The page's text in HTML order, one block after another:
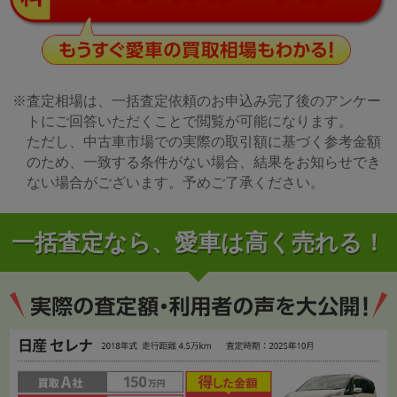
※査定相場は、一括査定依頼のお申込み完了後のアンケー
トにご回答いただくことで閲覧が可能になります。
ただし、中古車市場での実際の取引額に基づく参考金額
のため、一致する条件がない場合、結果をお知らせでき
ない場合がございます。予めご了承ください。
一括査定なら、愛車は高く売れる！